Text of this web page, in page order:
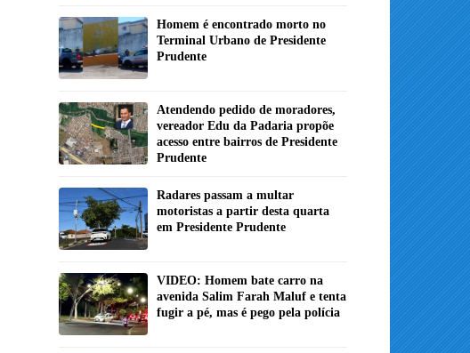
Homem é encontrado morto no
Terminal Urbano de Presidente
Prudente
Atendendo pedido de moradores,
vereador Edu da Padaria propõe
acesso entre bairros de Presidente
Prudente
Radares passam a multar
motoristas a partir desta quarta
em Presidente Prudente
VIDEO: Homem bate carro na
avenida Salim Farah Maluf e tenta
fugir a pé, mas é pego pela polícia